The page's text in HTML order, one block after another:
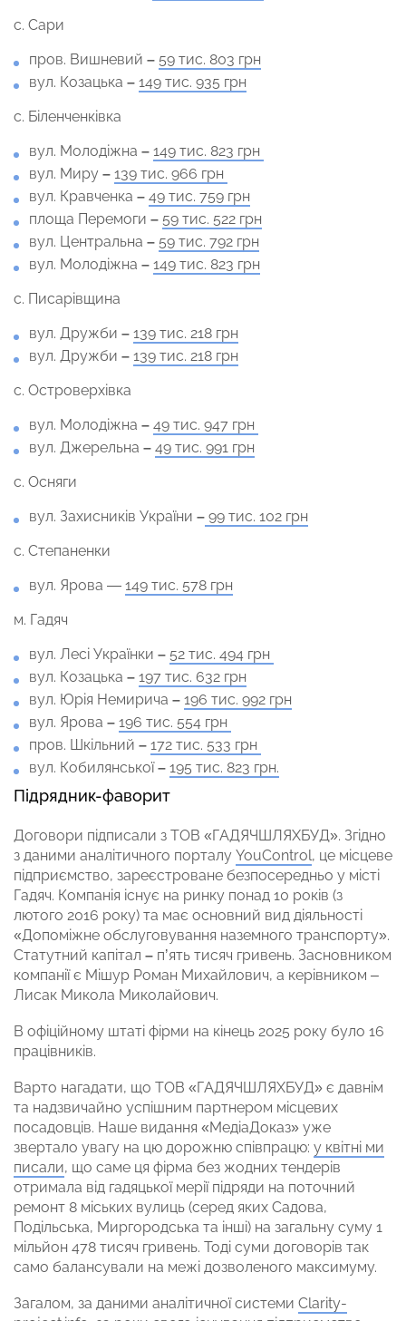
с. Сари
пров. Вишневий – 59 тис. 803 грн
вул. Козацька – 149 тис. 935 грн
с. Біленченківка
вул. Молодіжна – 149 тис. 823 грн
вул. Миру – 139 тис. 966 грн
вул. Кравченка – 49 тис. 759 грн
площа Перемоги – 59 тис. 522 грн
вул. Центральна – 59 тис. 792 грн
вул. Молодіжна – 149 тис. 823 грн
с. Писарівщина
вул. Дружби – 139 тис. 218 грн
вул. Дружби – 139 тис. 218 грн
с. Островерхівка
вул. Молодіжна – 49 тис. 947 грн
вул. Джерельна – 49 тис. 991 грн
с. Осняги
вул. Захисників України – 99 тис. 102 грн
с. Степаненки
вул. Ярова — 149 тис. 578 грн
м. Гадяч
вул. Лесі Українки – 52 тис. 494 грн
вул. Козацька – 197 тис. 632 грн
вул. Юрія Немирича – 196 тис. 992 грн
вул. Ярова – 196 тис. 554 грн
пров. Шкільний – 172 тис. 533 грн
вул. Кобилянської– 195 тис. 823 грн.
Підрядник-фаворит
Договори підписали з ТОВ «ГАДЯЧШЛЯХБУД». Згідно
з даними аналітичного порталу YouControl, це місцеве
підприємство, зареєстроване безпосередньо у місті
Гадяч. Компанія існує на ринку понад 10 років (з
лютого 2016 року) та має основний вид діяльності
«Допоміжне обслуговування наземного транспорту».
Статутний капітал – пʼять тисяч гривень. Засновником
компанії є Мішур Роман Михайлович, а керівником –
Лисак Микола Миколайович.
В офіційному штаті фірми на кінець 2025 року було 16
працівників.
Варто нагадати, що ТОВ «ГАДЯЧШЛЯХБУД» є давнім
та надзвичайно успішним партнером місцевих
посадовців. Наше видання «МедіаДоказ» уже
звертало увагу на цю дорожню співпрацю: у квітні ми
писали, що саме ця фірма без жодних тендерів
отримала від гадяцької мерії підряди на поточний
ремонт 8 міських вулиць (серед яких Садова,
Подільська, Миргородська та інші) на загальну суму 1
мільйон 478 тисяч гривень. Тоді суми договорів так
само балансували на межі дозволеного максимуму.
Загалом, за даними аналітичної системи Clarity-